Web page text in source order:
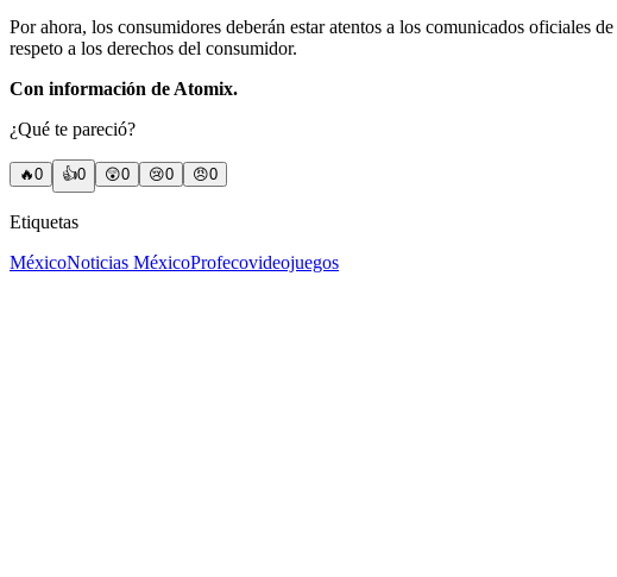
Por ahora, los consumidores deberán estar atentos a los comunicados oficiales de
respeto a los derechos del consumidor.
Con información de Atomix.
¿Qué te pareció?
🔥0 👍0 😲0 😢0 😠0
Etiquetas
MéxicoNoticias MéxicoProfecovideojuegos